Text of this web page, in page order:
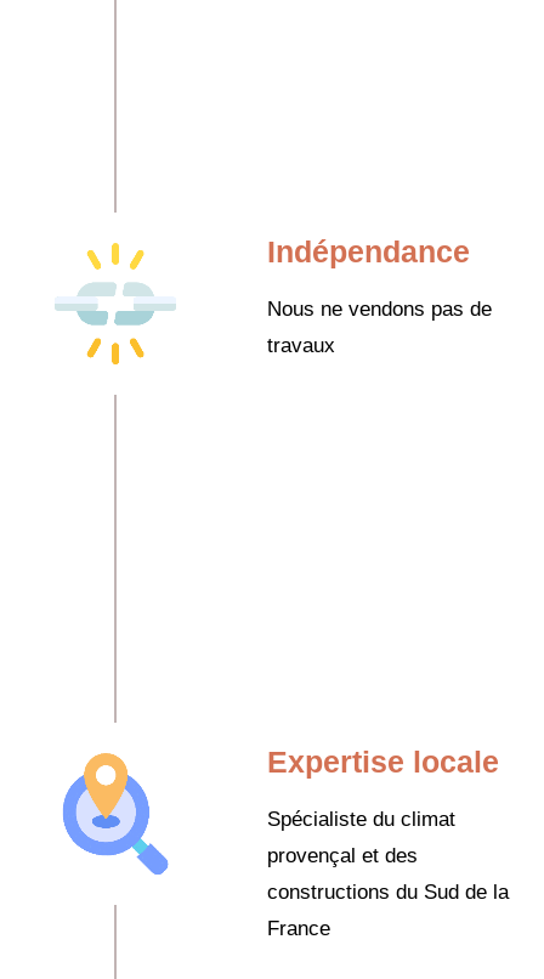
Indépendance
Nous ne vendons pas de
travaux
Expertise locale
Spécialiste du climat
provençal et des
constructions du Sud de la
France